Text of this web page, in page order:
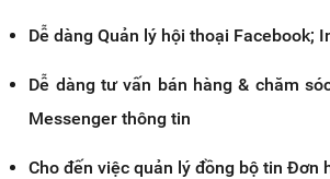
Dễ dàng Quản lý hội thoại Facebook;
Dễ dàng tư vấn bán hàng & chăm
Messenger thông tin
Cho đến việc quản lý đồng bộ tin Đơn